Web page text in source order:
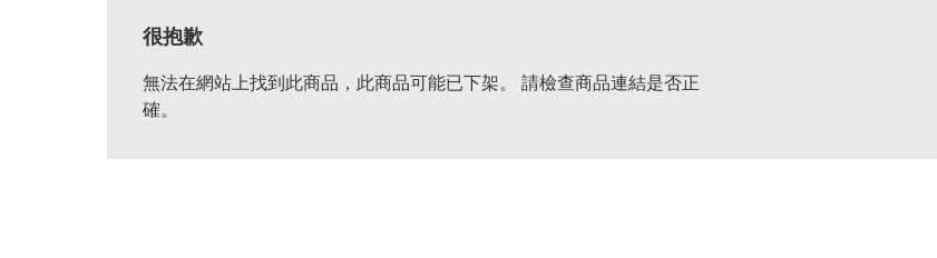
很抱歉
無法在網站上找到此商品，此商品可能已下架。 請檢查商品連結是否正
確。